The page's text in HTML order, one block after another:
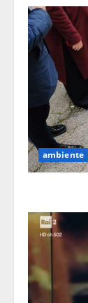
ambiente